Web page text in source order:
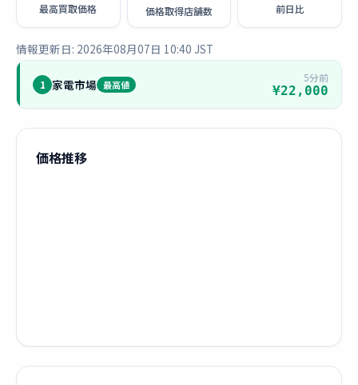
最高買取価格 価格取得店舗数 前日比
情報更新日: 2026年08月07日 10:40 JST
1 家電市場 最高値
5分前
¥22,000
価格推移